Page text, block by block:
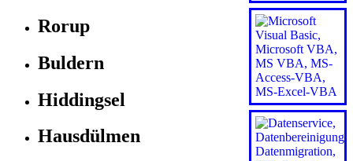
Rorup
Buldern
Hiddingsel
Hausdülmen